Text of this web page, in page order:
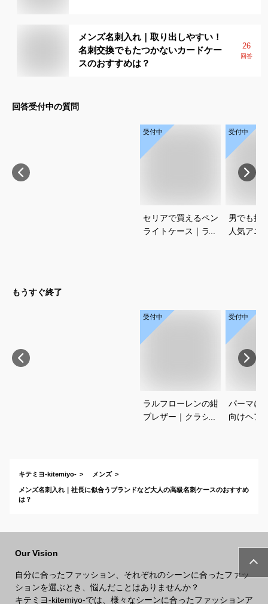
メンズ名刺入れ｜取り出しやすい！
名刺交換でもたつかないカードケー
スのおすすめは？
26
回答
回答受付中の質問
受付中
セリアで買えるペン
ライトケース｜ライ
受付中
男でも挑
人気アニ
もうすぐ終了
受付中
ラルフローレンの紺
ブレザー｜クラシッ
受付中
パーマに
向けヘア
キテミヨ-kitemiyo- メンズ
メンズ名刺入れ｜社長に似合うブランドなど大人の高級名刺ケースのおすすめ
は？
Our Vision
自分に合ったファッション、それぞれのシーンに合ったファッ
ションを選ぶとき、悩んだことはありませんか？
キテミヨ-kitemiyo-では、様々なシーンに合ったファッションア